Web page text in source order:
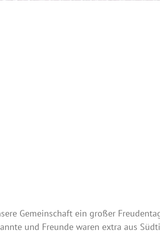
Gemeinschaft ein großer
und Freunde waren extra aus